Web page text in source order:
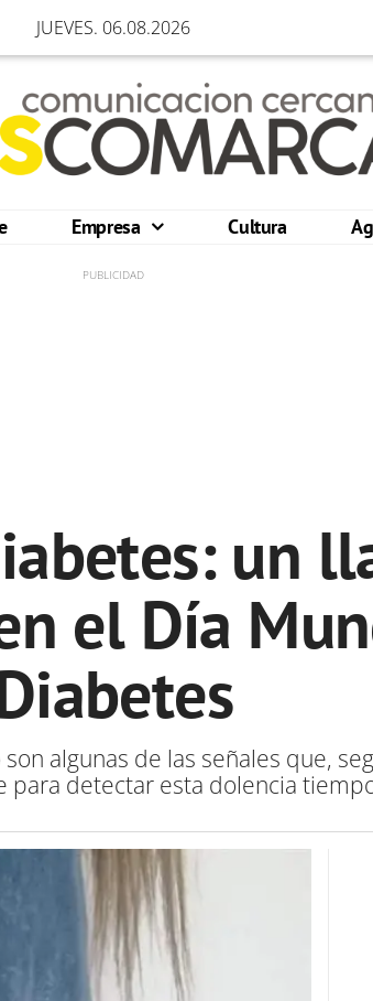
JUEVES. 06.08.2026
Empresa Cultura
un
el Día
algunas de las señales que,
para detectar esta dolencia